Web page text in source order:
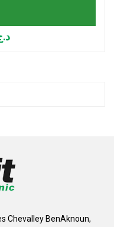
Chevalley BenAknoun,